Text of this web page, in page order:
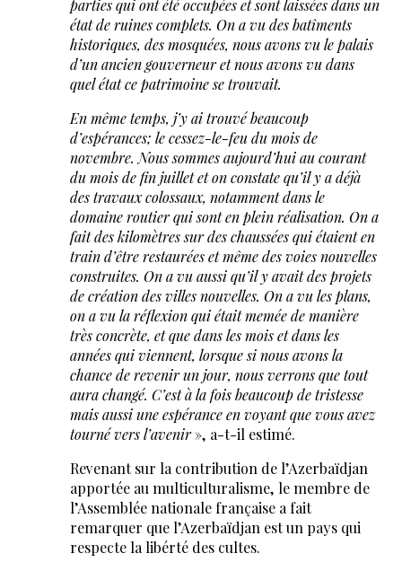
parties qui ont été occupées et sont laissées dans un
état de ruines complets. On a vu des batîments
historiques, des mosquées, nous avons vu le palais
d’un ancien gouverneur et nous avons vu dans
quel état ce patrimoine se trouvait.
En même temps, j’y ai trouvé beaucoup
d’espérances; le cessez-le-feu du mois de
novembre. Nous sommes aujourd’hui au courant
du mois de fin juillet et on constate qu’il y a déjà
des travaux colossaux, notamment dans le
domaine routier qui sont en plein réalisation. On a
fait des kilomètres sur des chaussées qui étaient en
train d’être restaurées et même des voies nouvelles
construites. On a vu aussi qu’il y avait des projets
de création des villes nouvelles. On a vu les plans,
on a vu la réflexion qui était memée de manière
très concrète, et que dans les mois et dans les
années qui viennent, lorsque si nous avons la
chance de revenir un jour, nous verrons que tout
aura changé. C’est à la fois beaucoup de tristesse
mais aussi une espérance en voyant que vous avez
tourné vers l’avenir», a-t-il estimé.
Revenant sur la contribution de l’Azerbaïdjan
apportée au multiculturalisme, le membre de
l’Assemblée nationale française a fait
remarquer que l’Azerbaïdjan est un pays qui
respecte la libérté des cultes.